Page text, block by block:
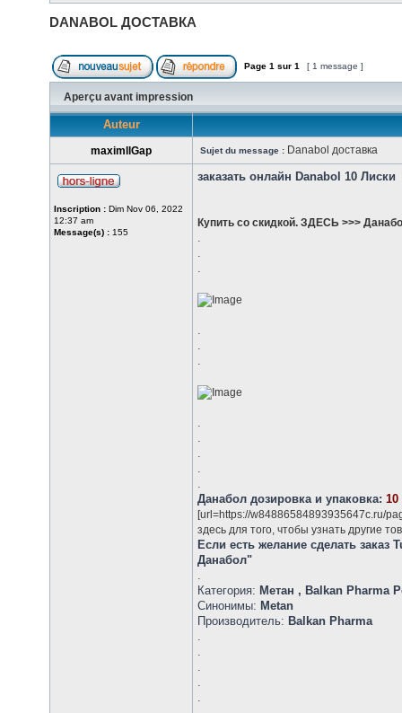
DANABOL ДОСТАВКА
Page 1 sur 1 [ 1 message ]
Aperçu avant impression
Auteur
maximllGap Sujet du message : Danabol доставка
Inscription : Dim Nov 06, 2022
12:37 am
Message(s) : 155
заказать онлайн Danabol 10 Лиски
Купить со скидкой. ЗДЕСЬ >>>
.
.
.
Данабол дозировка и упаковка: 10
[url=https://w84886584893935647c.ru/
здесь для того, чтобы узнать другие
Если есть желание сделать
Данабол"
Категория: Метан , Balkan Pharma
Синонимы: Metan
Производитель: Balkan Pharma